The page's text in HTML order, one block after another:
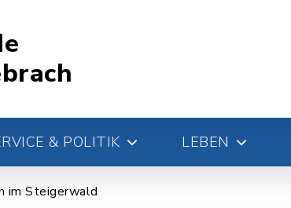
& POLITIK LEBEN
im Steigerwald